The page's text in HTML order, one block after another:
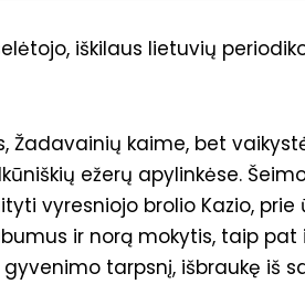
iškilaus lietuvių
Žadavainių kaime, bet
ežerų apylinkėse.
vyresniojo brolio Kazio, prie
ir norą mokytis, taip pat
tarpsnį, išbraukę iš